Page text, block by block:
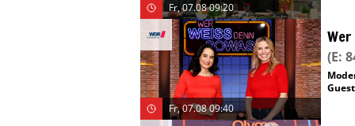
Fr, 07.08 09:20
Fr, 07.08 09:40
(E:
Guest